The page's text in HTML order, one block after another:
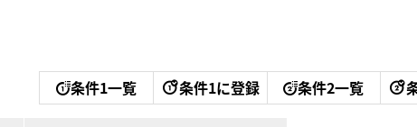
条件1一覧 条件1に登録 条件2一覧